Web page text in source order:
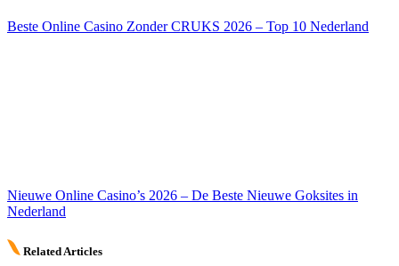
Beste Online Casino Zonder CRUKS 2026 – Top 10 Nederland
Nieuwe Online Casino’s 2026 – De Beste Nieuwe Goksites in
Nederland
Related Articles